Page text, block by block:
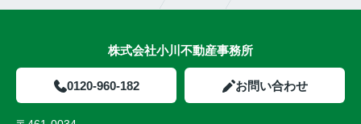
株式会社小川不動産事務所
0120-960-182 お問い合わせ